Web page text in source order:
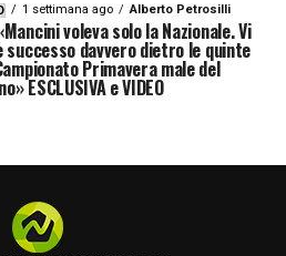
1 settimana ago Alberto Petrosilli
voleva solo la Nazionale. Vi
successo davvero dietro le quinte
Primavera male del
ESCLUSIVA e VIDEO